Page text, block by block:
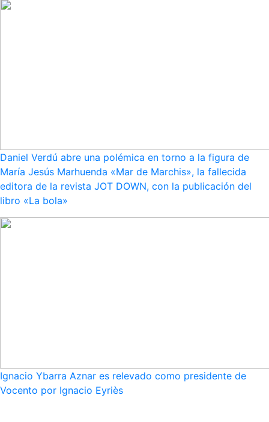
Daniel Verdú abre una polémica en torno a la figura de
María Jesús Marhuenda «Mar de Marchis», la fallecida
editora de la revista JOT DOWN, con la publicación del
libro «La bola»
Ignacio Ybarra Aznar es relevado como presidente de
Vocento por Ignacio Eyriès